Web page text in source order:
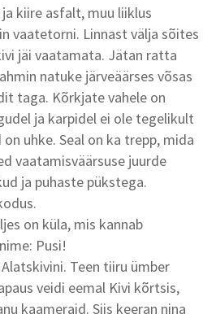
kiire asfalt, muu liiklus
vaatetorni. Linnast välja sõites
jäi vaatamata. Jätan ratta
natuke järveäärses võsas
taga. Kõrkjate vahele on
ja karpidel ei ole tegelikult
uhke. Seal on ka trepp, mida
vaatamisväärsuse juurde
ja puhaste pükstega.
on küla, mis kannab
Pusi!
Teen tiiru ümber
veidi eemal Kivi kõrtsis,
kaameraid. Siis keeran nina